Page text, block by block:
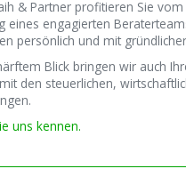
& Partner profitieren Sie
eines enga­gier­ten
persön­lich und mit
Blick bringen wir auch
den steuerlichen,
uns kennen.